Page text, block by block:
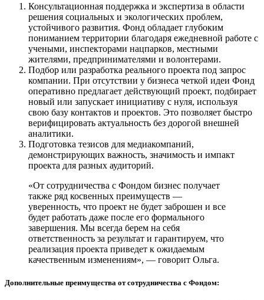
Консультационная поддержка и экспертиза в области
решения социальных и экологических проблем,
устойчивого развития. Фонд обладает глубоким
пониманием территории благодаря ежедневной работе с
учеными, инспекторами нацпарков, местными
жителями, предпринимателями и волонтерами.
Подбор или разработка реального проекта под запрос
компании. При отсутствии у бизнеса четкой идеи Фонд
оперативно предлагает действующий проект, подбирает
новый или запускает инициативу с нуля, используя
свою базу контактов и проектов. Это позволяет быстро
верифицировать актуальность без дорогой внешней
аналитики.
Подготовка тезисов для медиакомпаний,
демонстрирующих важность, значимость и импакт
проекта для разных аудиторий.
«От сотрудничества с Фондом бизнес получает
также ряд косвенных преимуществ —
уверенность, что проект не будет заброшен и все
будет работать даже после его формального
завершения. Мы всегда берем на себя
ответственность за результат и гарантируем, что
реализация проекта приведет к ожидаемым
качественным изменениям», — говорит Ольга.
Дополнительные преимущества от сотрудничества с Фондом: